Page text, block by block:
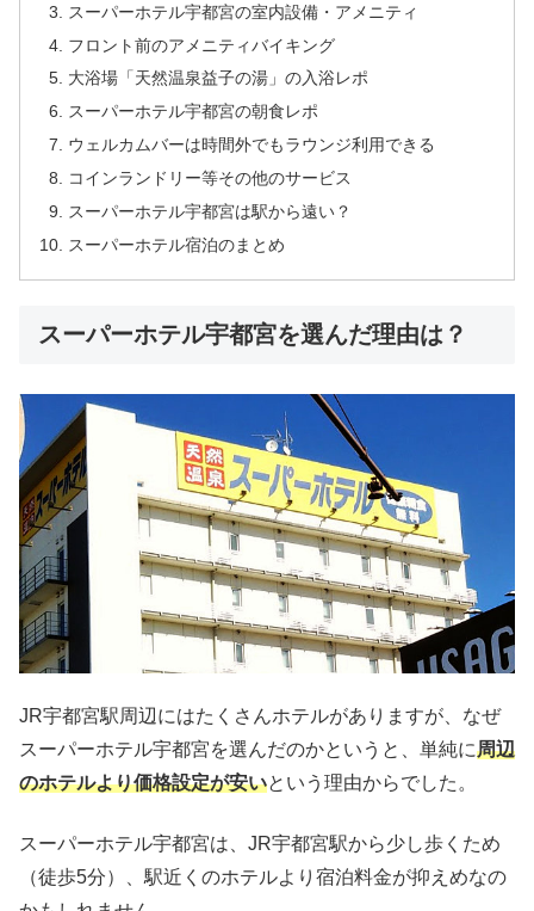
スーパーホテル宇都宮の室内設備・アメニティ
フロント前のアメニティバイキング
大浴場「天然温泉益子の湯」の入浴レポ
スーパーホテル宇都宮の朝食レポ
ウェルカムバーは時間外でもラウンジ利用できる
コインランドリー等その他のサービス
スーパーホテル宇都宮は駅から遠い？
スーパーホテル宿泊のまとめ
スーパーホテル宇都宮を選んだ理由は？
JR宇都宮駅周辺にはたくさんホテルがありますが、なぜ
スーパーホテル宇都宮を選んだのかというと、単純に周辺
のホテルより価格設定が安いという理由からでした。
スーパーホテル宇都宮は、JR宇都宮駅から少し歩くため
（徒歩5分）、駅近くのホテルより宿泊料金が抑えめなの